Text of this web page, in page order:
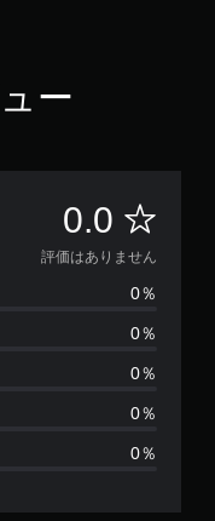
ー
0.0 評
価
は
あ
ま
評価はありません
0％
0％
0％
0％
0％